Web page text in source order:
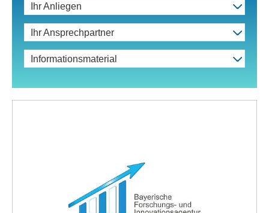
Ihr Anliegen
Ihr Ansprechpartner
Informationsmaterial